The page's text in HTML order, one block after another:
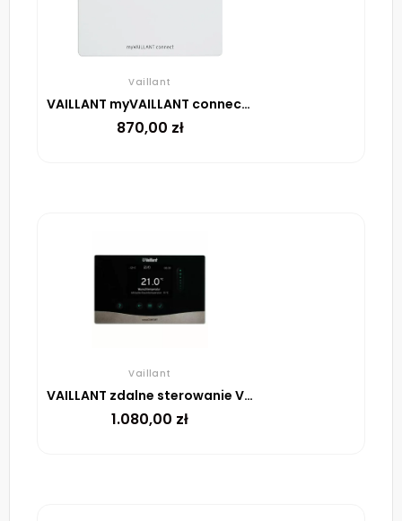
Vaillant
VAILLANT myVAILLANT connect VR 940f
870,00 zł
Vaillant
VAILLANT zdalne sterowanie VR 92f do regulatora radiowego VRC 720f sensoCOMFORT
1.080,00 zł